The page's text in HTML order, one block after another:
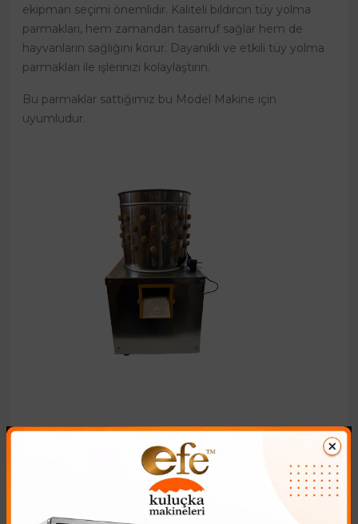
ekipman seçimi önemlidir. Kaliteli bıldırcın tüy yolma
parmakları, hem zamandan tasarruf sağlar hem de
hayvanların sağlığını korur. Dayanıklı ve etkili tüy yolma
parmakları ile işlerinizi kolaylaştırın.
Bu parmaklar sattığımız bu Model Makine için
uyumludur.